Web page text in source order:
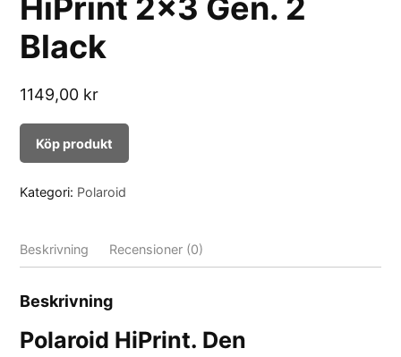
HiPrint 2×3 Gen. 2
Black
1149,00 kr
Köp produkt
Kategori: Polaroid
Beskrivning Recensioner (0)
Beskrivning
Polaroid HiPrint. Den